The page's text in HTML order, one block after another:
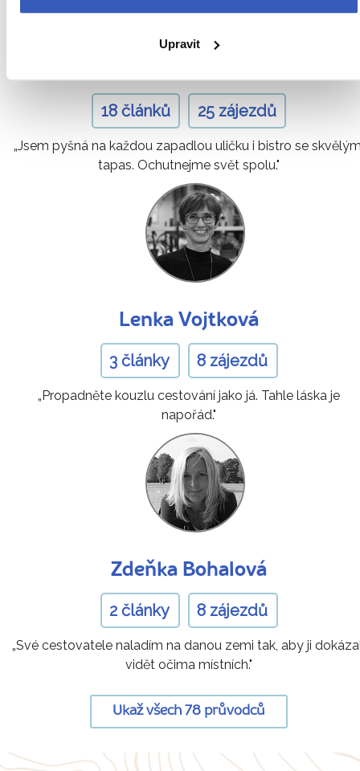
Upravit
18 článků 25 zájezdů
„Jsem pyšná na každou zapadlou uličku i bistro se
tapas. Ochutnejme svět spolu."
Lenka Vojtková
3 články 8 zájezdů
„Propadněte kouzlu cestování jako já. Tahle láska je
napořád."
Zdeňka Bohalová
2 články 8 zájezdů
„Své cestovatele naladím na danou zemi tak, aby ji
vidět očima místních."
Ukaž všech 78 průvodců